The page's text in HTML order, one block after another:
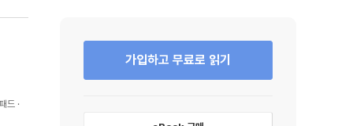
드
가입하고 무료로 읽기